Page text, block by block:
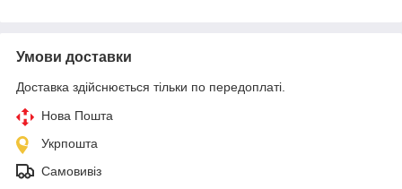
Умови доставки
Доставка здійснюється тільки по передоплаті.
Нова Пошта
Укрпошта
Самовивіз